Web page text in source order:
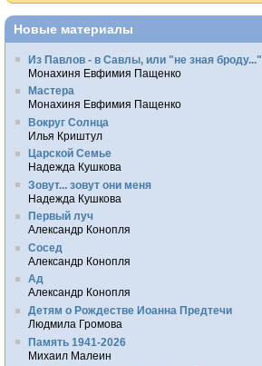
Новые материалы
Из Павлов - в Савлы, или "не зная броду..."
Монахиня Евфимия Пащенко
Мастера
Монахиня Евфимия Пащенко
Вокруг Солнца
Илья Криштул
Царской Семье
Надежда Кушкова
Зовут... зовут они меня
Надежда Кушкова
Первый луч
Александр Конопля
Сосед
Александр Конопля
Ад
Александр Конопля
Детям о Рождестве Иоанна Предтечи
Людмила Громова
Память 1941-2026
Михаил Малеин